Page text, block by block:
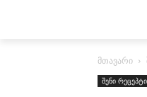
მთავარი
შენი რეცეპტი